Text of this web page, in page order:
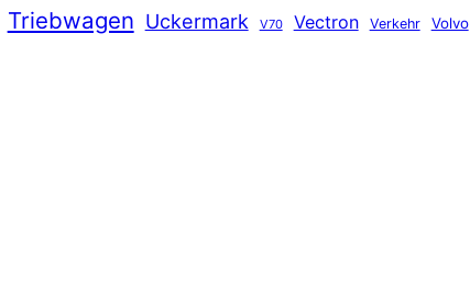
Triebwagen Uckermark V70 Vectron Verkehr Volvo